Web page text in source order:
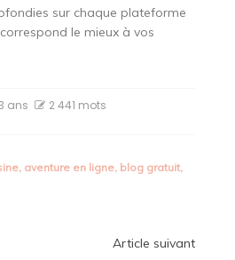
sur chaque plateforme
le mieux à vos
ans 2 441 mots
, aventure en ligne, blog gratuit,
Article suivant